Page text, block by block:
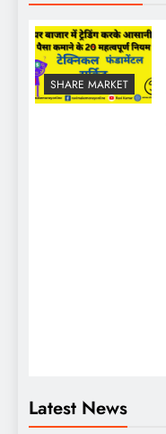
Latest News
SHARE MARKET